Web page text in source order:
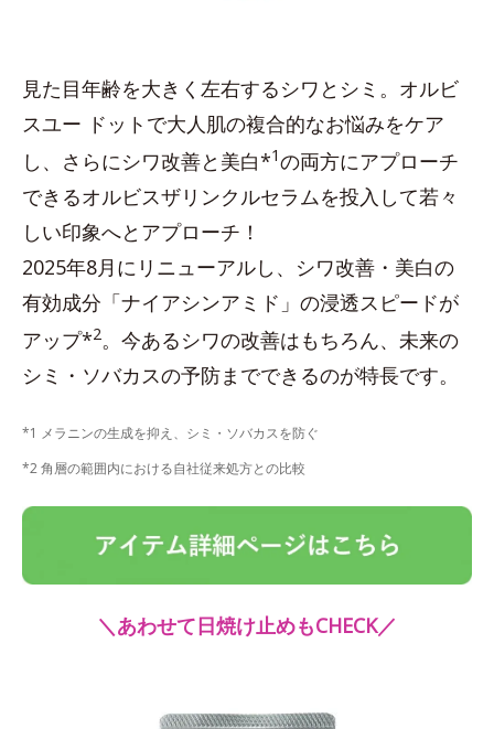
見た目年齢を大きく左右するシワとシミ。オルビ
スユー ドットで大人肌の複合的なお悩みをケア
し、さらにシワ改善と美白*1の両方にアプローチ
できるオルビスザリンクルセラムを投入して若々
しい印象へとアプローチ！
2025年8月にリニューアルし、シワ改善・美白の
有効成分「ナイアシンアミド」の浸透スピードが
アップ*2。今あるシワの改善はもちろん、未来の
シミ・ソバカスの予防までできるのが特長です。
*1 メラニンの生成を抑え、シミ・ソバカスを防ぐ
*2 角層の範囲内における自社従来処方との比較
＼あわせて日焼け止めもCHECK／